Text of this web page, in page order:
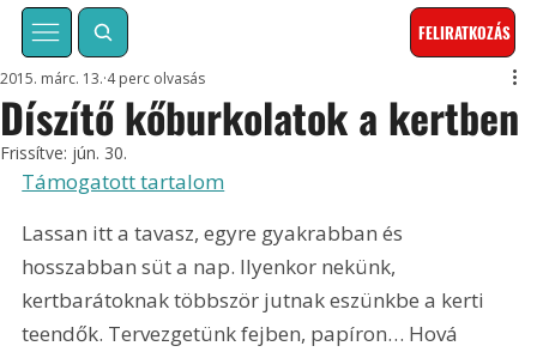
FELIRATKOZÁS
Díszítő kőburkolatok a kertben
2015. márc. 13. 4 perc olvasás
Frissítve: jún. 30.
Támogatott tartalom
Lassan itt a tavasz, egyre gyakrabban és
hosszabban süt a nap. Ilyenkor nekünk,
kertbarátoknak többször jutnak eszünkbe a kerti
teendők. Tervezgetünk fejben, papíron… Hová